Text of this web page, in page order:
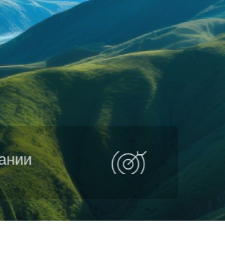
честный, честный,
добросовестный,
утонченный